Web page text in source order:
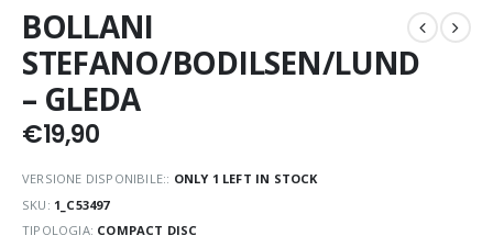
BOLLANI
STEFANO/BODILSEN/LUND
– GLEDA
€19,90
VERSIONE DISPONIBILE:: ONLY 1 LEFT IN STOCK
SKU: 1_C53497
TIPOLOGIA: COMPACT DISC